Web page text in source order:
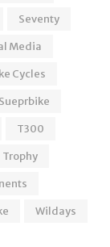
Seventy
Media
Cycles
Sueprbike
T300
Trophy
Wildays